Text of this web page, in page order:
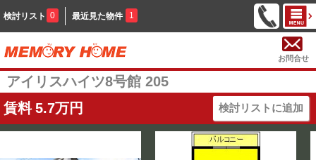
検討リスト 0 最近見た物件 1
お問合せ
アイリスハイツ8号館 205
賃料 5.7万円 検討リストに追加